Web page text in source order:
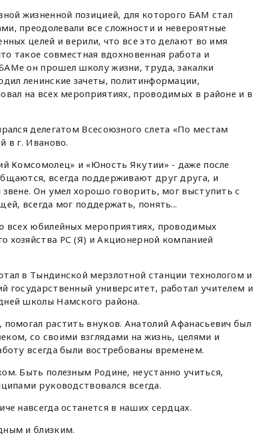
жизненной позицией, для которого БАМ стал
преодолевали все сложности и невероятные
целей и верили, что все это делают во имя
такое совместная вдохновенная работа и
он прошел школу жизни, труда, закалки
ленинские зачеты, политинформации,
на всех мероприятиях, проводимых в районе и в
делегатом Всесоюзного слета «По местам
в г. Иваново.
Комсомолец» и «Юность Якутии» - даже после
всегда поддерживают друг друга, и
Он умел хорошо говорить, мог выступить с
всегда мог поддержать, понять...
всех юбилейных мероприятиях, проводимых
хозяйства РС (Я) и Акционерной компанией
в Тындинской мерзлотной станции технологом и
государственный университет, работал учителем и
школы Намского района.
растить внуков. Анатолий Афанасьевич был
со своими взглядами на жизнь, целями и
всегда были востребованы временем.
Быть полезным Родине, неустанно учиться,
руководствовался всегда.
навсегда останется в наших сердцах.
и близким.